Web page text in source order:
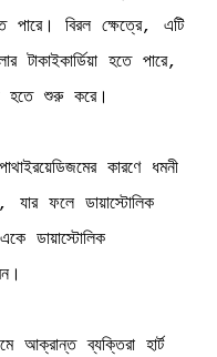
পারে। বিরল ক্ষেত্রে, এটি
টাকাইকার্ডিয়া হতে পারে,
হতে শুরু করে।
কারণে ধমনী
যার ফলে ডায়াস্টোলিক
ডায়াস্টোলিক
আক্রান্ত ব্যক্তিরা হার্ট